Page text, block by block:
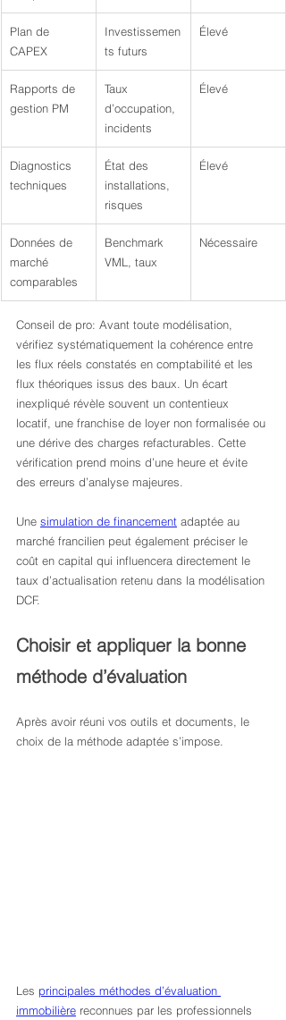
Plan de
CAPEX
Investissemen
ts futurs
Élevé
Rapports de
gestion PM
Taux
d’occupation,
incidents
Élevé
Diagnostics
techniques
État des
installations,
risques
Élevé
Données de
marché
comparables
Benchmark
VML, taux
Nécessaire
Conseil de pro: Avant toute modélisation,
vérifiez systématiquement la cohérence entre
les flux réels constatés en comptabilité et les
flux théoriques issus des baux. Un écart
inexpliqué révèle souvent un contentieux
locatif, une franchise de loyer non formalisée ou
une dérive des charges refacturables. Cette
vérification prend moins d’une heure et évite
des erreurs d’analyse majeures.
Une simulation de financement adaptée au
marché francilien peut également préciser le
coût en capital qui influencera directement le
taux d’actualisation retenu dans la modélisation
DCF.
Choisir et appliquer la bonne
méthode d’évaluation
Après avoir réuni vos outils et documents, le
choix de la méthode adaptée s’impose.
Les principales méthodes d’évaluation
immobilière reconnues par les professionnels